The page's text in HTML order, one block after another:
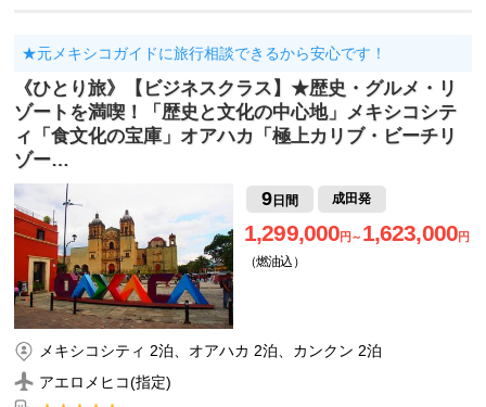
★元メキシコガイドに旅行相談できるから安心です！
《ひとり旅》【ビジネスクラス】★歴史・グルメ・リ
ゾートを満喫！「歴史と文化の中心地」メキシコシテ
ィ「食文化の宝庫」オアハカ「極上カリブ・ビーチリ
ゾー…
9日間 成田発
1,299,000円～ 1,623,000円
（燃油込）
メキシコシティ 2泊、オアハカ 2泊、カンクン 2泊
アエロメヒコ(指定)